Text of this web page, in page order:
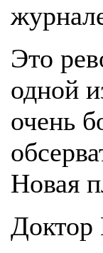
Это
одной
очень
Новая
Доктор